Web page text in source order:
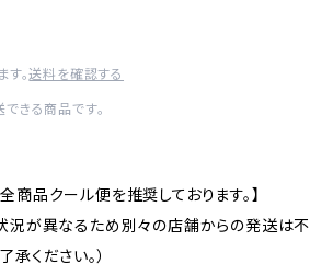
す。送料を確認する
きる商品です。
商品クール便を推奨しております。】
況が異なるため別々の店舗からの発送は不
ください。）